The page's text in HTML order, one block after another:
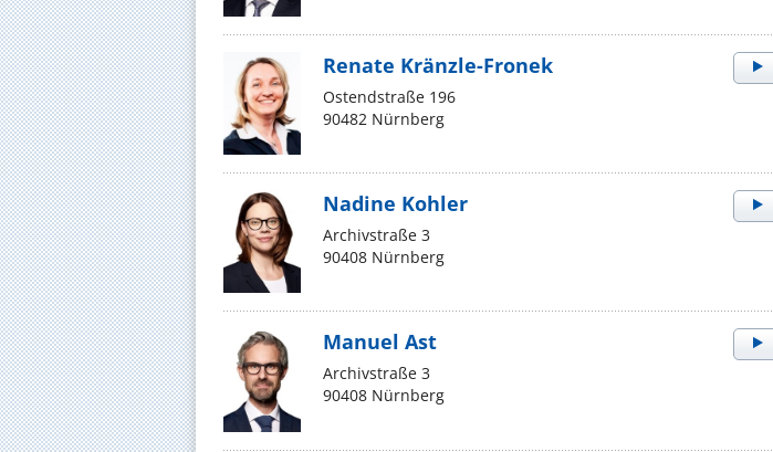
Renate Kränzle-Fronek
Ostendstraße 196
90482 Nürnberg
Nadine Kohler
Archivstraße 3
90408 Nürnberg
Manuel Ast
Archivstraße 3
90408 Nürnberg